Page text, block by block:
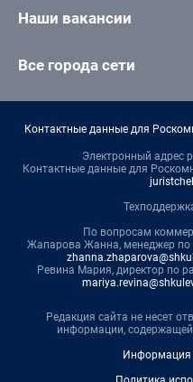
Наши вакансии
Все города сети
Контактные данные для
Электронный адрес
Контактные данные для
По вопросам
Жапарова Жанна, менеджер по
Ревина Мария, директор по
Редакция сайта не несет
информации,
Информация